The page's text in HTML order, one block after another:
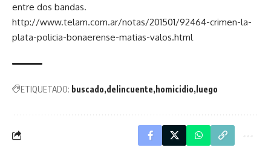
entre dos bandas.
http://www.telam.com.ar/notas/201501/92464-crimen-la-
plata-policia-bonaerense-matias-valos.html
ETIQUETADO: buscado delincuente homicidio luego